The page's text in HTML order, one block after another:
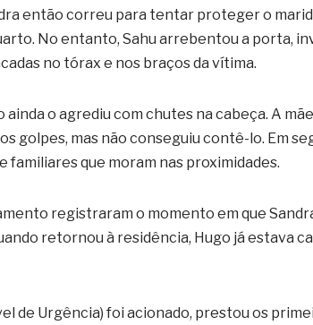
então correu para tentar proteger o
No entanto, Sahu arrebentou a porta,
no tórax e nos braços da vítima.
ainda o agrediu com chutes na cabeça. A
golpes, mas não conseguiu contê-lo. Em
familiares que moram nas proximidades.
registraram o momento em que
retornou à residência, Hugo já estava
de Urgência) foi acionado, prestou os